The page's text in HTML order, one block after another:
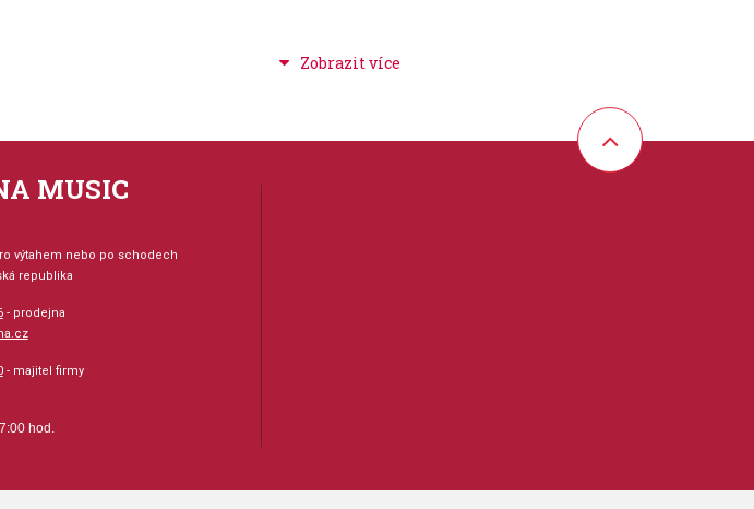
hudební úprava: klavír
Odběr minimálně 1 kus
MUSIC
výtahem nebo po schodech
republika
- prodejna
- majitel firmy
hod.